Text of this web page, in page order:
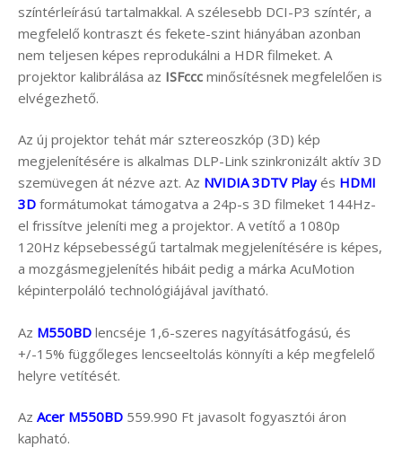
színtérleírású tartalmakkal. A szélesebb DCI-P3 színtér, a
megfelelő kontraszt és fekete-szint hiányában azonban
nem teljesen képes reprodukálni a HDR filmeket. A
projektor kalibrálása az ISFccc minősítésnek megfelelően is
elvégezhető.
Az új projektor tehát már sztereoszkóp (3D) kép
megjelenítésére is alkalmas DLP-Link szinkronizált aktív 3D
szemüvegen át nézve azt. Az NVIDIA 3DTV Playés HDMI
3D formátumokat támogatva a 24p-s 3D filmeket 144Hz-
el frissítve jeleníti meg a projektor. A vetítő a 1080p
120Hz képsebességű tartalmak megjelenítésére is képes,
a mozgásmegjelenítés hibáit pedig a márka AcuMotion
képinterpoláló technológiájával javítható.
Az M550BD lencséje 1,6-szeres nagyításátfogású, és
+/-15% függőleges lencseeltolás könnyíti a kép megfelelő
helyre vetítését.
Az Acer M550BD 559.990 Ft javasolt fogyasztói áron
kapható.